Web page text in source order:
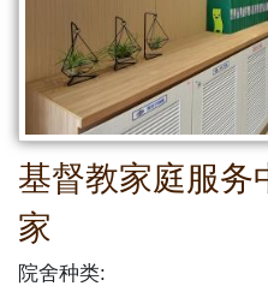
基督教家庭服务
家
院舍种类: